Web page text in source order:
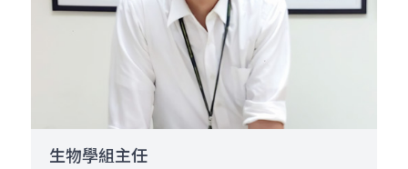
生物學組主任